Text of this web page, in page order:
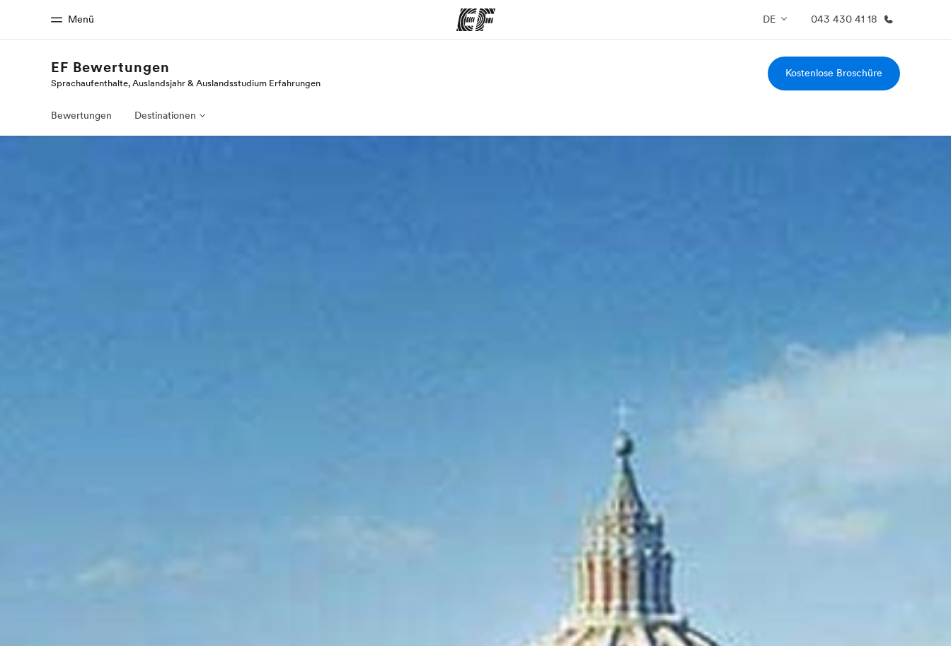
Menü DE 043 430 41 18
Home
Willkommen bei EF
Programme Karriere
EF Bewertungen
Sprachaufenthalte, Auslandsjahr & Auslandsstudium Erfahrungen
Kostenlose Broschüre
Bewertungen Destinationen